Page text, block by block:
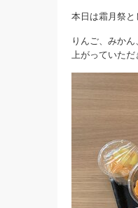
本日は霜月祭
りんご、みか
上がっていただ